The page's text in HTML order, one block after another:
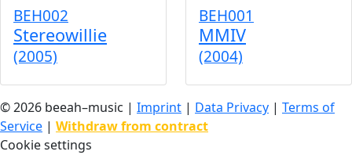
BEH002
Stereowillie
(2005)
BEH001
MMIV
(2004)
© 2026 beeah–music | Imprint | Data Privacy | Terms of
Service | Withdraw from contract
Cookie settings